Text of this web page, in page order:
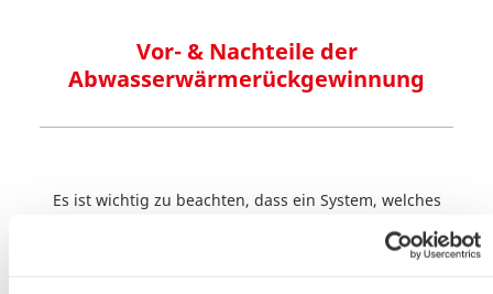
Vor- & Nachteile der
Abwasserwärmerückgewinnung
Es ist wichtig zu beachten, dass ein System, welches
effizienter arbeitet, je höher die Temperaturen des